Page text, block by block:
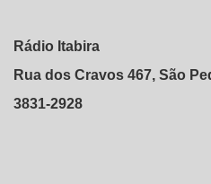
Rádio Itabira
Rua dos Cravos 467, São
3831-2928